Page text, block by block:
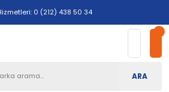
0 (212) 438 50 34
ARA